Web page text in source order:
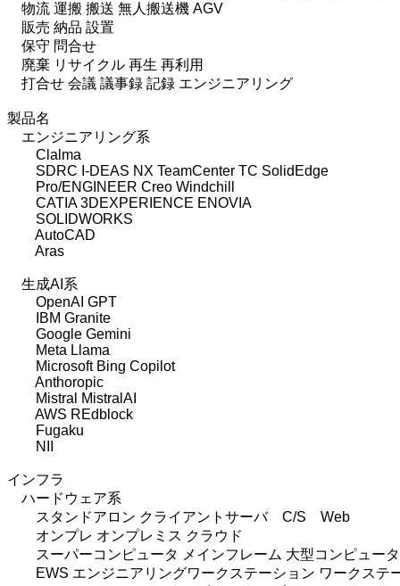
物流 運搬 搬送 無人搬送機 AGV
販売 納品 設置
保守 問合せ
廃棄 リサイクル 再生 再利用
打合せ 会議 議事録 記録 エンジニアリング
製品名
エンジニアリング系
Clalma
SDRC I-DEAS NX TeamCenter TC SolidEdge
Pro/ENGINEER Creo Windchill
CATIA 3DEXPERIENCE ENOVIA
SOLIDWORKS
AutoCAD
Aras
生成AI系
OpenAI GPT
IBM Granite
Google Gemini
Meta Llama
Microsoft Bing Copilot
Anthoropic
Mistral MistralAI
AWS REdblock
Fugaku
NII
インフラ
ハードウェア系
スタンドアロン クライアントサーバ C/S Web
オンプレ オンプレミス クラウド
スーパーコンピュータ メインフレーム 大型コンピュータ
EWS エンジニアリングワークステーション ワークステ